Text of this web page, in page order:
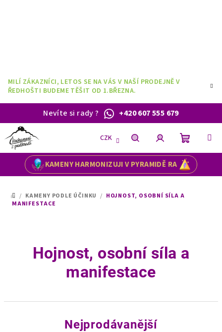
MILÍ ZÁKAZNÍCI, LETOS SE NA VÁS V NAŠÍ PRODEJNĚ V
ŘEDHOŠTI BUDEME TĚŠIT OD 1.BŘEZNA.
Nevíte si rady? +420 607 555 679
KAMENY HARMONIZUJI V PYRAMIDĚ RA
CZK
HledatPřihlášeníNákupní
DOMŮ
/ KAMENY PODLE ÚČINKU / HOJNOST, OSOBNÍ SÍLA A
MANIFESTACE
Hojnost, osobní síla a
manifestace
Nejprodávanější